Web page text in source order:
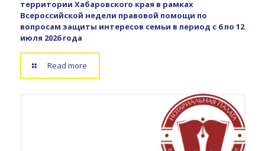
территории Хабаровского края в рамках
Всероссийской недели правовой помощи по
вопросам защиты интересов семьи в период с 6 по 12
июля 2026 года
Read more